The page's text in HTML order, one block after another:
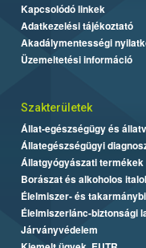
Kapcsolódó linkek
Adatkezelési tájékoztató
Akadálymentességi
Üzemeltetési információ
Szakterületek
Állat-egészségügy és
Állategészségügyi
Állatgyógyászati termékek
Borászat és alkoholos
Élelmiszer- és
Élelmiszerlánc-biztonsági
Járványvédelem